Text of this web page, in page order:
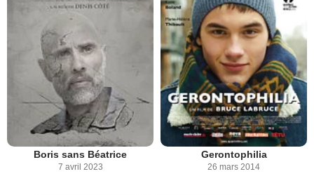
Boris sans Béatrice
7 avril 2023
Gerontophilia
26 mars 2014